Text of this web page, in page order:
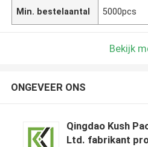
Min. bestelaantal 5000pcs
Bekijk
ONGEVEER ONS
Qingdao Kush
Ltd. fabrikant